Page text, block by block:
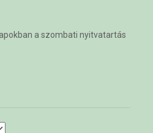
a szombati nyitvatartás